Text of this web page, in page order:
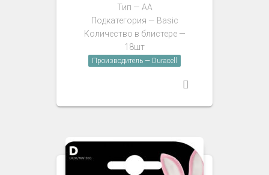
Тип — AA
Подкатегория — Basic
Количество в блистере —
18шт
Производитель — Duracell